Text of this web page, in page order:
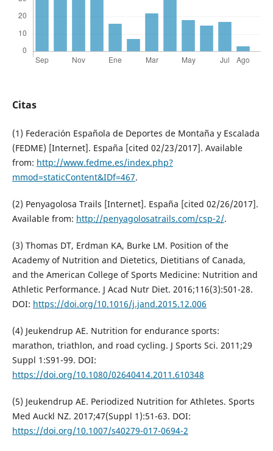
Citas
(1) Federación Española de Deportes de Montaña y Escalada
(FEDME) [Internet]. España [cited 02/23/2017]. Available
from: http://www.fedme.es/index.php?
mmod=staticContent&IDf=467.
(2) Penyagolosa Trails [Internet]. España [cited 02/26/2017].
Available from: http://penyagolosatrails.com/csp-2/.
(3) Thomas DT, Erdman KA, Burke LM. Position of the
Academy of Nutrition and Dietetics, Dietitians of Canada,
and the American College of Sports Medicine: Nutrition and
Athletic Performance. J Acad Nutr Diet. 2016;116(3):501-28.
DOI: https://doi.org/10.1016/j.jand.2015.12.006
(4) Jeukendrup AE. Nutrition for endurance sports:
marathon, triathlon, and road cycling. J Sports Sci. 2011;29
Suppl 1:S91-99. DOI:
https://doi.org/10.1080/02640414.2011.610348
(5) Jeukendrup AE. Periodized Nutrition for Athletes. Sports
Med Auckl NZ. 2017;47(Suppl 1):51-63. DOI:
https://doi.org/10.1007/s40279-017-0694-2